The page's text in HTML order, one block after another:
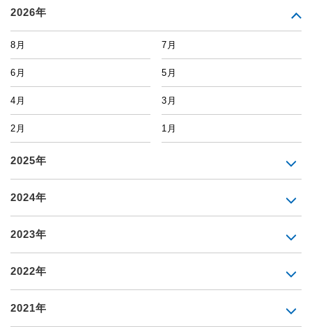
2026年
8月 7月
6月 5月
4月 3月
2月 1月
2025年
2024年
2023年
2022年
2021年